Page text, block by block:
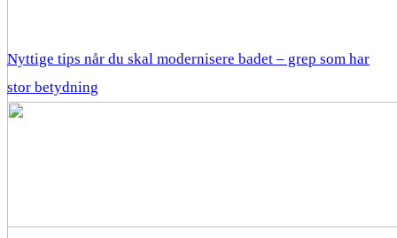
Nyttige tips når du skal modernisere badet – grep som har
stor betydning